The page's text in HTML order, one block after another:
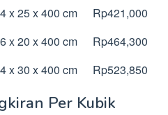
4 x 25 x 400 cm
Rp421,000
6 x 20 x 400 cm
Rp464,300
4 x 30 x 400 cm Rp523,850
Per Kubik